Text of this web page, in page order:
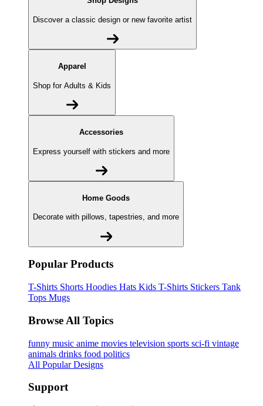
Discover a classic design or new favorite artist
Apparel
Shop for Adults & Kids
Accessories
Express yourself with stickers and more
Home Goods
Decorate with pillows, tapestries, and more
Popular Products
T-Shirts Shorts Hoodies Hats Kids T-Shirts Stickers Tank
Tops Mugs
Browse All Topics
funny music anime movies television sports sci-fi vintage
animals drinks food politics
All Popular Designs
Support